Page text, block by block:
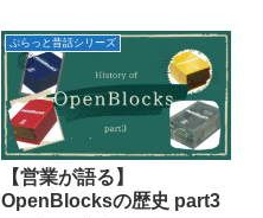
ぷらっと昔話シリーズ
【営業が語る】
OpenBlocksの歴史 part3